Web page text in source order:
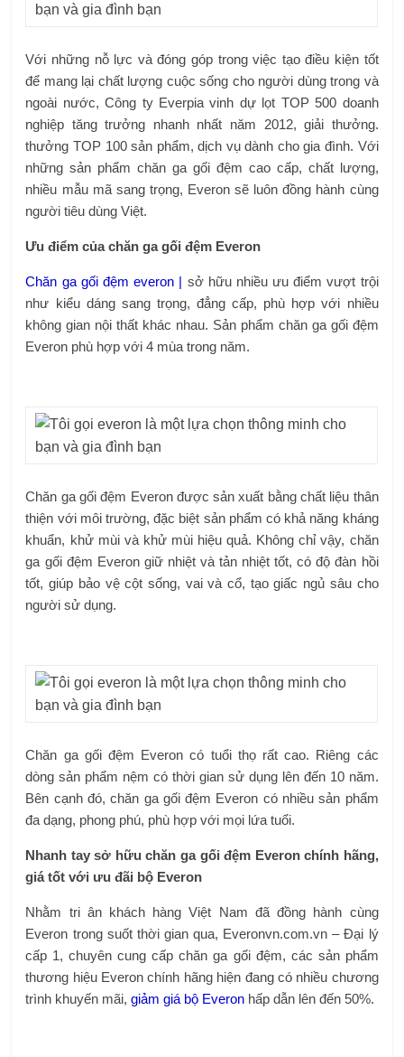
Với những nỗ lực và đóng góp trong việc tạo điều kiện tốt
để mang lại chất lượng cuộc sống cho người dùng trong và
ngoài nước, Công ty Everpia vinh dự lọt TOP 500 doanh
nghiệp tăng trưởng nhanh nhất năm 2012, giải thưởng.
thưởng TOP 100 sản phẩm, dịch vụ dành cho gia đình. Với
những sản phẩm chăn ga gối đệm cao cấp, chất lượng,
nhiều mẫu mã sang trọng, Everon sẽ luôn đồng hành cùng
người tiêu dùng Việt.
Ưu điểm của chăn ga gối đệm Everon
Chăn ga gối đệm everon | sở hữu nhiều ưu điểm vượt trội
như kiểu dáng sang trọng, đẳng cấp, phù hợp với nhiều
không gian nội thất khác nhau. Sản phẩm chăn ga gối đệm
Everon phù hợp với 4 mùa trong năm.
Chăn ga gối đệm Everon được sản xuất bằng chất liệu thân
thiện với môi trường, đặc biệt sản phẩm có khả năng kháng
khuẩn, khử mùi và khử mùi hiệu quả. Không chỉ vậy, chăn
ga gối đệm Everon giữ nhiệt và tản nhiệt tốt, có độ đàn hồi
tốt, giúp bảo vệ cột sống, vai và cổ, tạo giấc ngủ sâu cho
người sử dụng.
Chăn ga gối đệm Everon có tuổi thọ rất cao. Riêng các
dòng sản phẩm nệm có thời gian sử dụng lên đến 10 năm.
Bên cạnh đó, chăn ga gối đệm Everon có nhiều sản phẩm
đa dạng, phong phú, phù hợp với mọi lứa tuổi.
Nhanh tay sở hữu chăn ga gối đệm Everon chính hãng,
giá tốt với ưu đãi bộ Everon
Nhằm tri ân khách hàng Việt Nam đã đồng hành cùng
Everon trong suốt thời gian qua, Everonvn.com.vn – Đại lý
cấp 1, chuyên cung cấp chăn ga gối đệm, các sản phẩm
thương hiệu Everon chính hãng hiện đang có nhiều chương
trình khuyến mãi,giảm giá bộ Everon hấp dẫn lên đến 50%.